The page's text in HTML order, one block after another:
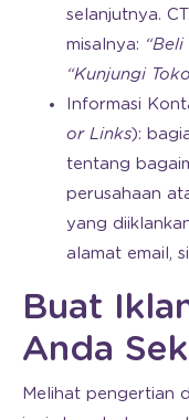
selanjutnya.
misalnya:
“Kunjungi
Informasi
or Links):
tentang
perusahaan
yang
alamat email,
Buat
Anda
Melihat pengertian